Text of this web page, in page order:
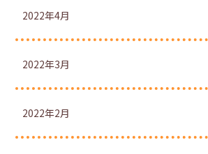
2022年4月
2022年3月
2022年2月